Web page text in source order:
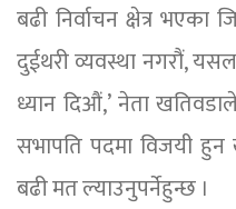
बढी निर्वाचन क्षेत्र भएका
दुईथरी व्यवस्था नगरौं,
ध्यान दिऔं,’ नेता
सभापति पदमा विजयी
बढी मत ल्याउनुपर्नेहुन्छ ।